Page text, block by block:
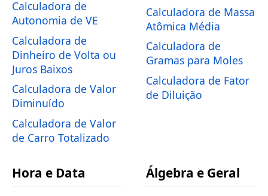
Calculadora de
Autonomia de VE
Calculadora de
Dinheiro de Volta ou
Juros Baixos
Calculadora de Valor
Diminuído
Calculadora de Valor
de Carro Totalizado
Calculadora de Massa
Atômica Média
Calculadora de
Gramas para Moles
Calculadora de Fator
de Diluição
Hora e Data Álgebra e Geral